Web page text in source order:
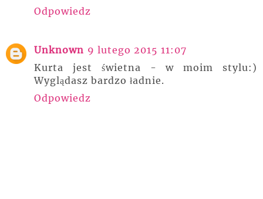
Odpowiedz
Unknown 9 lutego 2015 11:07
Kurta jest świetna - w moim stylu:)
Wyglądasz bardzo ładnie.
Odpowiedz